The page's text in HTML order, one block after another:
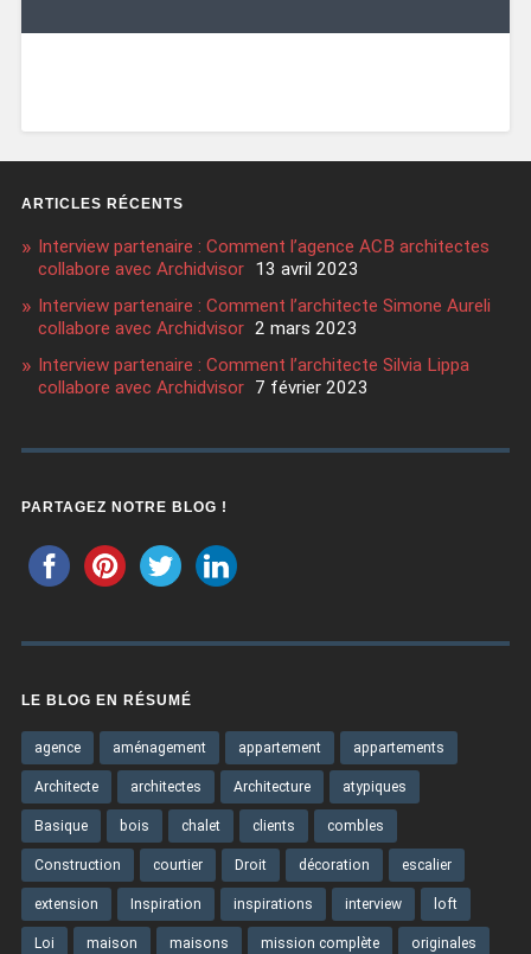
ARTICLES RÉCENTS
Interview partenaire : Comment l’agence ACB architectes
collabore avec Archidvisor 13 avril 2023
Interview partenaire : Comment l’architecte Simone Aureli
collabore avec Archidvisor 2 mars 2023
Interview partenaire : Comment l’architecte Silvia Lippa
collabore avec Archidvisor 7 février 2023
PARTAGEZ NOTRE BLOG !
LE BLOG EN RÉSUMÉ
agence aménagement appartement appartements
Architecte architectes Architecture atypiques
Basique bois chalet clients combles
Construction courtier Droit décoration escalier
extension Inspiration inspirations interview loft
Loi maison maisons mission complète originales